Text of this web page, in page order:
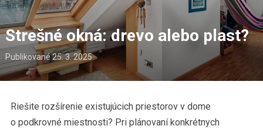
Strešné okná: drevo alebo plast?
Publikované25. 3. 2025
Riešite rozšírenie existujúcich priestorov v dome
o podkrovné miestnosti? Pri plánovaní konkrétnych